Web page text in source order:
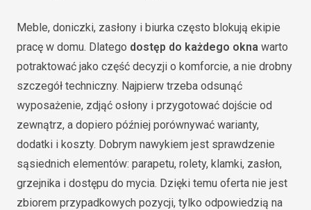
Meble, doniczki, zasłony i biurka często blokują ekipie
pracę w domu. Dlatego dostęp do każdego okna warto
potraktować jako część decyzji o komforcie, a nie drobny
szczegół techniczny. Najpierw trzeba odsunąć
wyposażenie, zdjąć osłony i przygotować dojście od
zewnątrz, a dopiero później porównywać warianty,
dodatki i koszty. Dobrym nawykiem jest sprawdzenie
sąsiednich elementów: parapetu, rolety, klamki, zasłon,
grzejnika i dostępu do mycia. Dzięki temu oferta nie jest
zbiorem przypadkowych pozycji, tylko odpowiedzią na